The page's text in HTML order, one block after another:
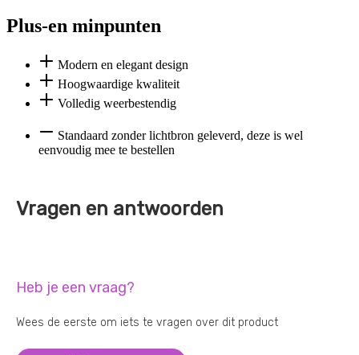
Plus-en minpunten
Modern en elegant design
Hoogwaardige kwaliteit
Volledig weerbestendig
Standaard zonder lichtbron geleverd, deze is wel
eenvoudig mee te bestellen
Vragen en antwoorden
Heb je een vraag?
Wees de eerste om iets te vragen over dit product